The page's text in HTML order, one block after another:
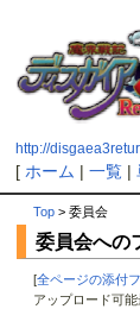
http://
[ ホーム |一覧 |
Top > 委員会
委員会への
[全ページの添付
アップロード可能